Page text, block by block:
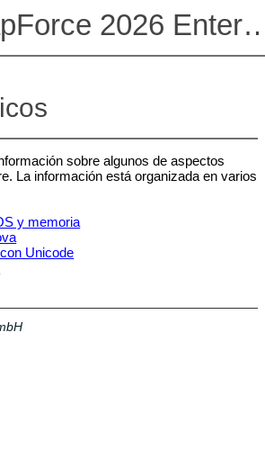
Altova MapForce 2026
sobre algunos de aspectos
La información está organizada en varios
y memoria
Unicode